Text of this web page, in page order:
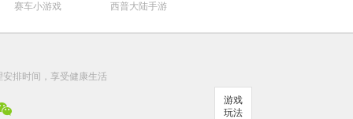
赛车小游戏
西普大陆手游
游戏
玩法
排时间，享受健康生活